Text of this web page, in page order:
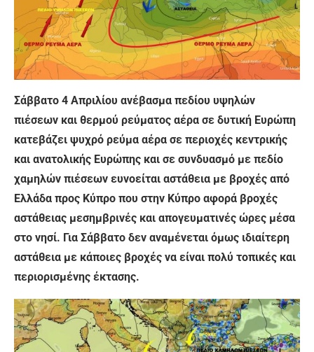
Σάββατο 4 Απριλίου ανέβασμα πεδίου υψηλών
πιέσεων και θερμού ρεύματος αέρα σε δυτική Ευρώπη
κατεβάζει ψυχρό ρεύμα αέρα σε περιοχές κεντρικής
και ανατολικής Ευρώπης και σε συνδυασμό με πεδίο
χαμηλών πιέσεων ευνοείται αστάθεια με βροχές από
Ελλάδα προς Κύπρο που στην Κύπρο αφορά βροχές
αστάθειας μεσημβρινές και απογευματινές ώρες μέσα
στο νησί. Για Σάββατο δεν αναμένεται όμως ιδιαίτερη
αστάθεια με κάποιες βροχές να είναι πολύ τοπικές και
περιορισμένης έκτασης.